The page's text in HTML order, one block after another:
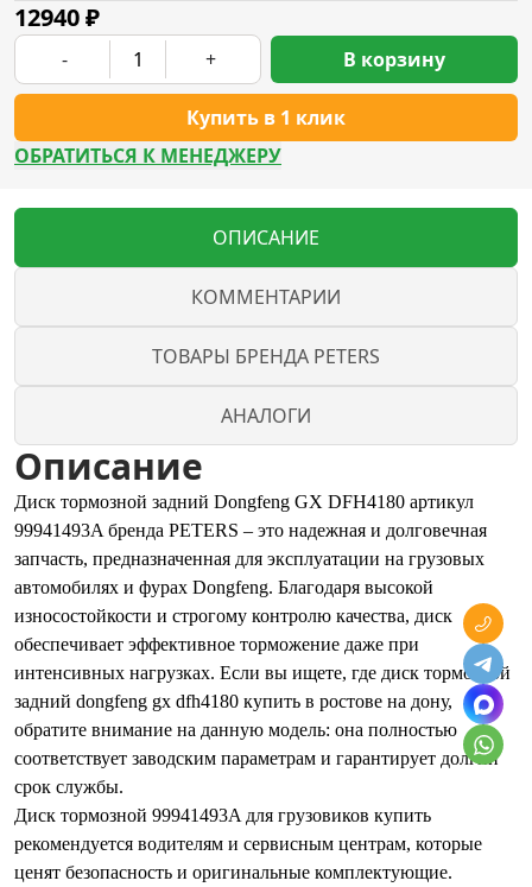
12940₽
- +
Купить в 1 клик
В корзину
ОБРАТИТЬСЯ К МЕНЕДЖЕРУ
ОПИСАНИЕ
КОММЕНТАРИИ
ТОВАРЫ БРЕНДА PETERS
АНАЛОГИ
Описание
Диск тормозной задний Dongfeng GX DFH4180 артикул
99941493A бренда PETERS – это надежная и долговечная
запчасть, предназначенная для эксплуатации на грузовых
автомобилях и фурах Dongfeng. Благодаря высокой
износостойкости и строгому контролю качества, диск
обеспечивает эффективное торможение даже при
интенсивных нагрузках. Если вы ищете, где диск тормозной
задний dongfeng gx dfh4180 купить в ростове на дону,
обратите внимание на данную модель: она полностью
соответствует заводским параметрам и гарантирует долгий
срок службы.
Диск тормозной 99941493A для грузовиков купить
рекомендуется водителям и сервисным центрам, которые
ценят безопасность и оригинальные комплектующие.